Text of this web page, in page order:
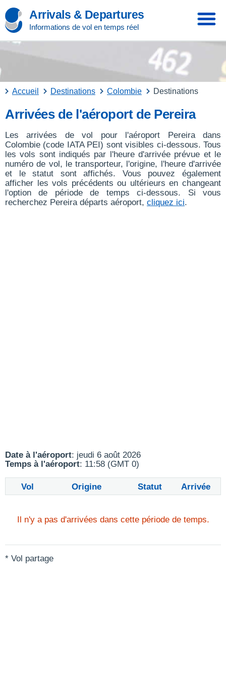
Arrivals & Departures
Informations de vol en temps réel
Accueil Destinations Colombie Destinations
Arrivées de l'aéroport de Pereira
Les arrivées de vol pour l'aéroport Pereira dans
Colombie (code IATA PEI) sont visibles ci-dessous. Tous
les vols sont indiqués par l'heure d'arrivée prévue et le
numéro de vol, le transporteur, l'origine, l'heure d'arrivée
et le statut sont affichés. Vous pouvez également
afficher les vols précédents ou ultérieurs en changeant
l'option de période de temps ci-dessous. Si vous
recherchez Pereira départs aéroport, cliquez ici.
Date à l'aéroport: jeudi 6 août 2026
Temps à l'aéroport: 11:58 (GMT 0)
Vol Origine Statut Arrivée
Il n'y a pas d'arrivées dans cette période de temps.
* Vol partage